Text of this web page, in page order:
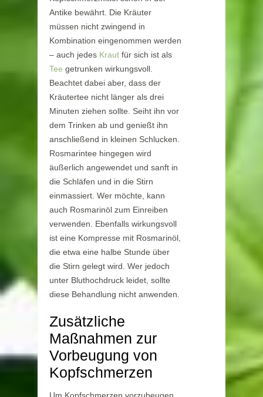
Antike bewährt. Die Kräuter
müssen nicht zwingend in
Kombination eingenommen werden
– auch jedes Kraut für sich ist als
Tee getrunken wirkungsvoll.
Beachtet dabei aber, dass der
Kräutertee nicht länger als drei
Minuten ziehen sollte. Seiht ihn vor
dem Trinken ab und genießt ihn
anschließend in kleinen Schlucken.
Rosmarintee hingegen wird
äußerlich angewendet und sanft in
die Schläfen und in die Stirn
einmassiert. Wer möchte, kann
auch Rosmarinöl zum Einreiben
verwenden. Ebenfalls wirkungsvoll
ist eine Kompresse mit Rosmarinöl,
die etwa eine halbe Stunde über
die Stirn gelegt wird. Wer jedoch
unter Bluthochdruck leidet, sollte
diese Behandlung nicht anwenden.
Zusätzliche
Maßnahmen zur
Vorbeugung von
Kopfschmerzen
Um Kopfschmerzen vorzubeugen,